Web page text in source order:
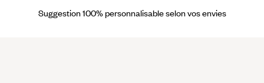
Unsplash.com
Suggestion 100% personnalisable selon vos envies